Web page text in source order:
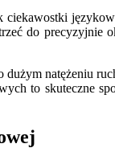
do
natężeniu
to skuteczne